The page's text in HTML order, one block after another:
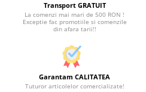
Transport GRATUIT
La comenzi mai mari de 500 RON !
Exceptie fac promotiile si comenzile
din afara tarii!!
Garantam CALITATEA
Tuturor articolelor comercializate!